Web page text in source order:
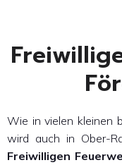
Wie in vielen kleinen
wird auch in Ober-
Freiwilligen